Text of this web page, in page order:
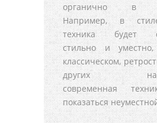
органично в
Например, в
техника будет
стильно и
классическом,
других
современная
показаться